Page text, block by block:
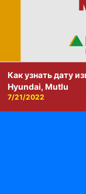
Как узнать дату
Hyundai, Mutlu
7/21/2022